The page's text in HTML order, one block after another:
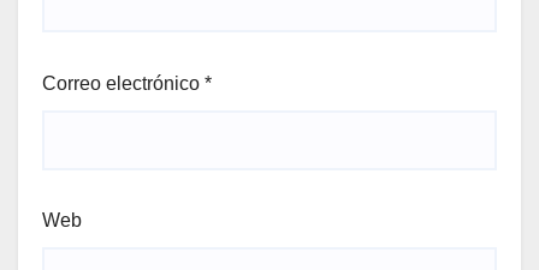
Correo electrónico *
Web